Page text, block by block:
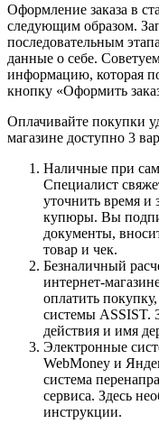
Оформление заказа в
следующим образом.
последовательным
данные о себе.
информацию, которая
кнопку «Оформить
Оплачивайте покупки
магазине доступно 3
Наличные при
Специалист
уточнить время и
купюры. Вы
документы,
товар и чек.
Безналичный
интернет-
оплатить
системы ASSIST.
действия и имя
Электронные
WebMoney и
система
сервиса. Здесь
инструкции.